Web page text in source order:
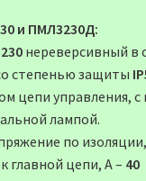
и ПМЛ3230Д:
нереверсивный в
степенью защиты
цепи управления, с
лампой.
по
главной цепи, А – 40